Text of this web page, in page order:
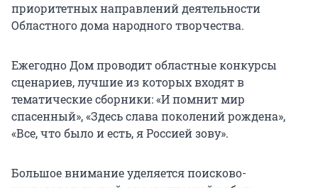
приоритетных направлений деятельности
Областного дома народного творчества.
Ежегодно Дом проводит областные конкурсы
сценариев, лучшие из которых входят в
тематические сборники: «И помнит мир
спасенный», «Здесь слава поколений рождена»,
«Все, что было и есть, я Россией зову».
Большое внимание уделяется поисково-